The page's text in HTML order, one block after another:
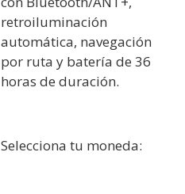
retroiluminación
automática, navegación
por ruta y batería de 36
horas de duración.
Selecciona tu moneda: